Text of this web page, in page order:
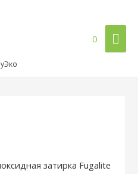
0
затирка Fugalite